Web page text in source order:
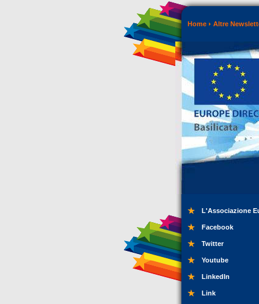
Home Altre
L'Associazione
Facebook
Twitter
Youtube
LinkedIn
Link